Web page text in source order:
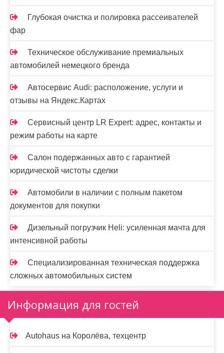
Глубокая очистка и полировка рассеивателей
фар
Техническое обслуживание премиальных
автомобилей немецкого бренда
Автосервис Audi: расположение, услуги и
отзывы на Яндекс.Картах
Сервисный центр LR Expert: адрес, контакты и
режим работы на карте
Салон подержанных авто с гарантией
юридической чистоты сделки
Автомобили в наличии с полным пакетом
документов для покупки
Дизельный погрузчик Heli: усиленная мачта для
интенсивной работы
Специализированная техническая поддержка
сложных автомобильных систем
Информация для гостей
Autohaus на Королёва, техцентр